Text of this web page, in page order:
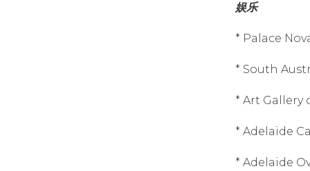
娱乐
* Palace
* South
* Art Gallery
* Adelaide
* Adelaide